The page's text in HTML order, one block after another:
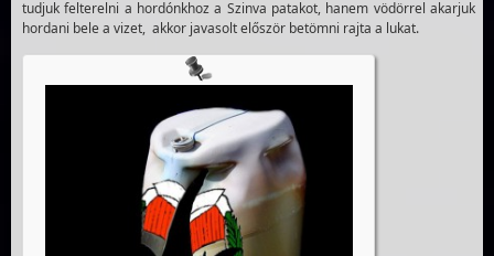
tudjuk felterelni a hordónkhoz a Szinva patakot, hanem vödörrel akarjuk
hordani bele a vizet, akkor javasolt először betömni rajta a lukat.